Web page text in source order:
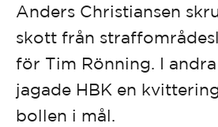
Anders Christiansen
skott från
för Tim Rönning. I
jagade HBK en
bollen i mål.